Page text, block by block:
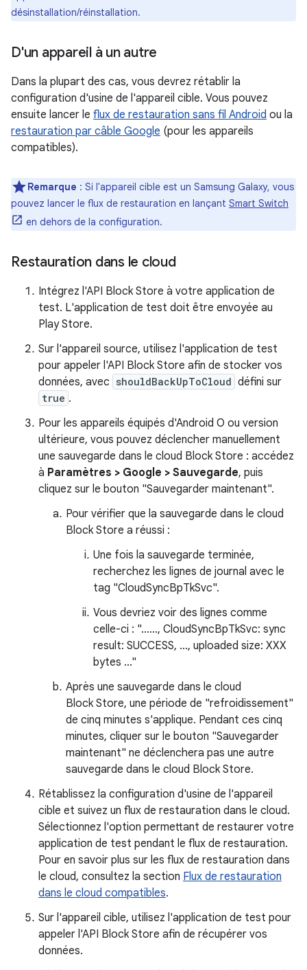
désinstallation/réinstallation.
D'un appareil à un autre
Dans la plupart des cas, vous devrez rétablir la
configuration d'usine de l'appareil cible. Vous pouvez
ensuite lancer le flux de restauration sans fil Android ou la
restauration par câble Google (pour les appareils
compatibles).
Remarque : Si l'appareil cible est un Samsung Galaxy, vous
pouvez lancer le flux de restauration en lançant Smart Switch
en dehors de la configuration.
Restauration dans le cloud
Intégrez l'API Block Store à votre application de
test. L'application de test doit être envoyée au
Play Store.
Sur l'appareil source, utilisez l'application de test
pour appeler l'API Block Store afin de stocker vos
données, avec shouldBackUpToCloud défini sur
true .
Pour les appareils équipés d'Android O ou version
ultérieure, vous pouvez déclencher manuellement
une sauvegarde dans le cloud Block Store : accédez
à Paramètres > Google > Sauvegarde, puis
cliquez sur le bouton "Sauvegarder maintenant".
Pour vérifier que la sauvegarde dans le cloud
Block Store a réussi :
Une fois la sauvegarde terminée,
recherchez les lignes de journal avec le
tag "CloudSyncBpTkSvc".
Vous devriez voir des lignes comme
celle-ci : "......, CloudSyncBpTkSvc: sync
result: SUCCESS, ..., uploaded size: XXX
bytes ..."
Après une sauvegarde dans le cloud
Block Store, une période de "refroidissement"
de cinq minutes s'applique. Pendant ces cinq
minutes, cliquer sur le bouton "Sauvegarder
maintenant" ne déclenchera pas une autre
sauvegarde dans le cloud Block Store.
Rétablissez la configuration d'usine de l'appareil
cible et suivez un flux de restauration dans le cloud.
Sélectionnez l'option permettant de restaurer votre
application de test pendant le flux de restauration.
Pour en savoir plus sur les flux de restauration dans
le cloud, consultez la section Flux de restauration
dans le cloud compatibles.
Sur l'appareil cible, utilisez l'application de test pour
appeler l'API Block Store afin de récupérer vos
données.